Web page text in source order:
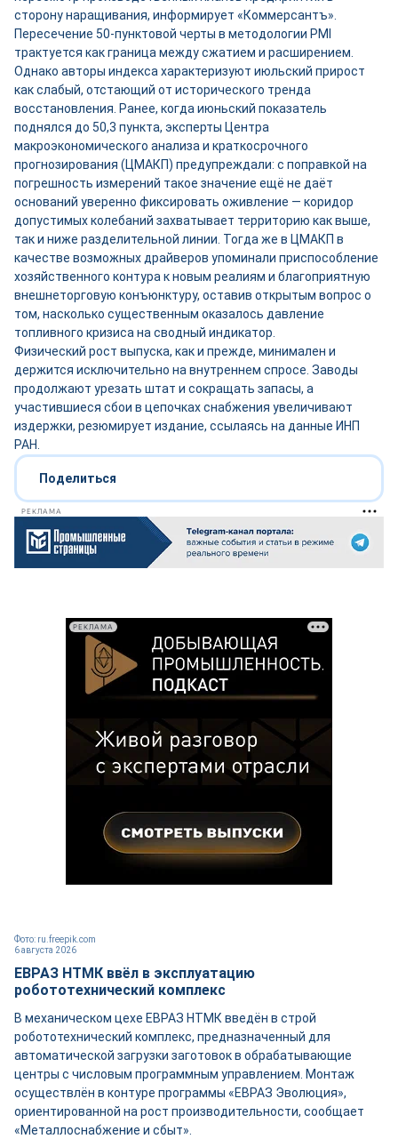
сторону наращивания, информирует «Коммерсантъ».
Пересечение 50-пунктовой черты в методологии PMI
трактуется как граница между сжатием и расширением.
Однако авторы индекса характеризуют июльский прирост
как слабый, отстающий от исторического тренда
восстановления. Ранее, когда июньский показатель
поднялся до 50,3 пункта, эксперты Центра
макроэкономического анализа и краткосрочного
прогнозирования (ЦМАКП) предупреждали: с поправкой на
погрешность измерений такое значение ещё не даёт
оснований уверенно фиксировать оживление — коридор
допустимых колебаний захватывает территорию как выше,
так и ниже разделительной линии. Тогда же в ЦМАКП в
качестве возможных драйверов упоминали приспособление
хозяйственного контура к новым реалиям и благоприятную
внешнеторговую конъюнктуру, оставив открытым вопрос о
том, насколько существенным оказалось давление
топливного кризиса на сводный индикатор.
Физический рост выпуска, как и прежде, минимален и
держится исключительно на внутреннем спросе. Заводы
продолжают урезать штат и сокращать запасы, а
участившиеся сбои в цепочках снабжения увеличивают
издержки, резюмирует издание, ссылаясь на данные ИНП
РАН.
Поделиться
РЕКЛАМА
6 августа 2026
Фото: ru.freepik.com
ЕВРАЗ НТМК ввёл в эксплуатацию
робототехнический комплекс
В механическом цехе ЕВРАЗ НТМК введён в строй
робототехнический комплекс, предназначенный для
автоматической загрузки заготовок в обрабатывающие
центры с числовым программным управлением. Монтаж
осуществлён в контуре программы «ЕВРАЗ Эволюция»,
ориентированной на рост производительности, сообщает
«Металлоснабжение и сбыт».
РЕКЛАМА